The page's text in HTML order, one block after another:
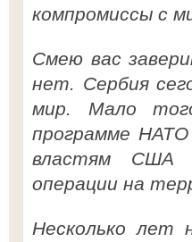
компромиссы с
Смею вас
нет. Сербия
мир. Мало
программе
властям США
операции на
Несколько лет